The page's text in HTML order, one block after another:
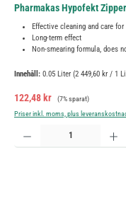
Pharmakas Hypofekt
Effective cleaning and care
Long-term effect
Non-smearing formula, does
Innehåll: 0.05 Liter (2 449,60 kr / 1
Försäljningspris:
122,48 kr Ordinarie pris:
(7% sparat)
Priser inkl. moms, plus
Produktkvantitet: Ange önskat